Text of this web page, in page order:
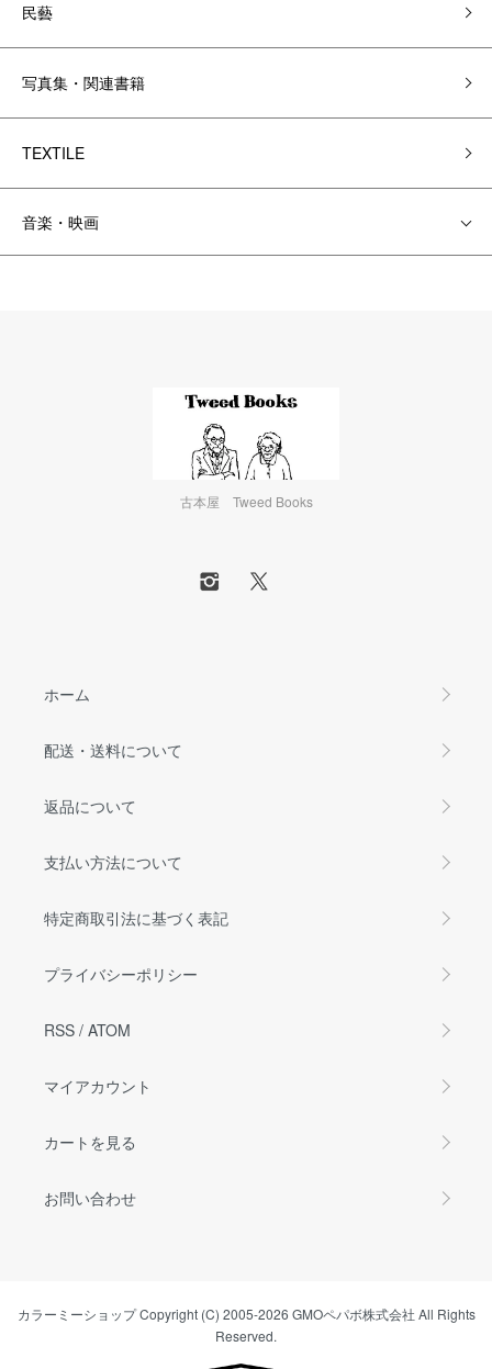
民藝
写真集・関連書籍
TEXTILE
音楽・映画
古本屋 Tweed Books
ホーム
配送・送料について
返品について
支払い方法について
特定商取引法に基づく表記
プライバシーポリシー
RSS / ATOM
マイアカウント
カートを見る
お問い合わせ
カラーミーショップCopyright (C) 2005-2026 GMOペパボ株式会社 All Rights
Reserved.